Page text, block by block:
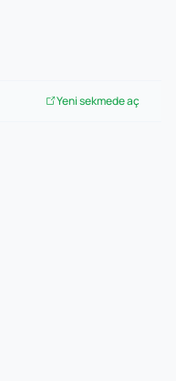
Yeni sekmede aç